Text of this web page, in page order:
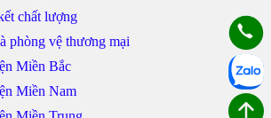
chất lượng
phòng vệ thương mại
Miền Bắc
Miền Nam